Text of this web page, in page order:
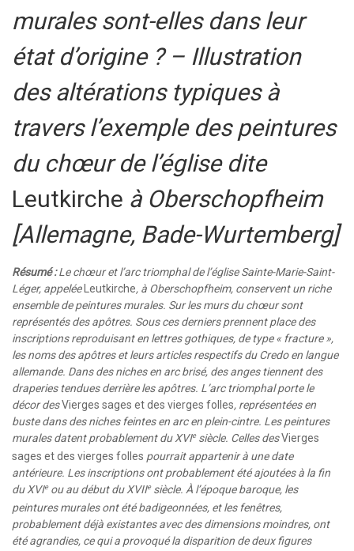
murales sont-elles dans leur
état d’origine ? – Illustration
des altérations typiques à
travers l’exemple des peintures
du chœur de l’église dite
Leutkirche à Oberschopfheim
[Allemagne, Bade-Wurtemberg]
Résumé :Le chœur et l’arc triomphal de l’église Sainte-Marie-Saint-
Léger, appelée Leutkirche, à Oberschopfheim, conservent un riche
ensemble de peintures murales. Sur les murs du chœur sont
représentés des apôtres. Sous ces derniers prennent place des
inscriptions reproduisant en lettres gothiques, de type « fracture »,
les noms des apôtres et leurs articles respectifs du Credo en langue
allemande. Dans des niches en arc brisé, des anges tiennent des
draperies tendues derrière les apôtres. L’arc triomphal porte le
décor desVierges sages et des vierges folles, représentées en
buste dans des niches feintes en arc en plein-cintre. Les peintures
murales datent probablement du XVIesiècle. Celles desVierges
sages et des vierges folles pourrait appartenir à une date
antérieure. Les inscriptions ont probablement été ajoutées à la fin
du XVIeou au début du XVIIesiècle. À l’époque baroque, les
peintures murales ont été badigeonnées, et les fenêtres,
probablement déjà existantes avec des dimensions moindres, ont
été agrandies, ce qui a provoqué la disparition de deux figures